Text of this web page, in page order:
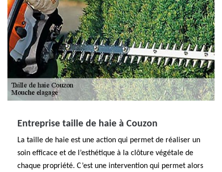
Entreprise taille de haie à Couzon
La taille de haie est une action qui permet de réaliser un
soin efficace et de l’esthétique à la clôture végétale de
chaque propriété. C’est une intervention qui permet alors